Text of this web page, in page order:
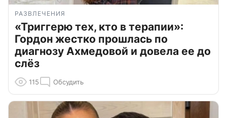
РАЗВЛЕЧЕНИЯ
«Триггерю тех, кто в терапии»:
Гордон жестко прошлась по
диагнозу Ахмедовой и довела ее до
слёз
115 Обсудить